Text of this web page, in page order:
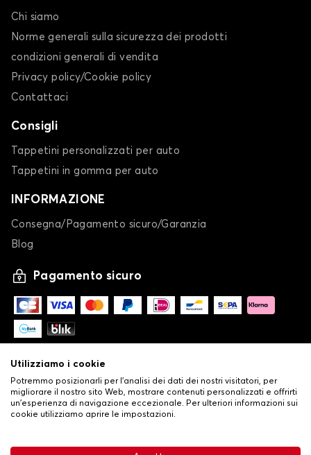
Chi siamo
Norme generali sulla sicurezza dei prodotti
condizioni generali di vendita
Privacy policy/Cookie policy
Contattaci
Consigli
Tappetini personalizzati per auto
Tappetini in gomma per auto
INFORMAZIONE
Consegna/Pagamento sicuro/Garanzia
Blog
Pagamento sicuro
Condizioni generali di vendita•
Utilizziamo i cookie
Potremmo posizionarli per l'analisi dei dati dei nostri visitatori, per
migliorare il nostro sito Web, mostrare contenuti personalizzati e offrirti
un'esperienza di navigazione eccezionale. Per ulteriori informazioni sui
cookie utilizziamo aprire le impostazioni.